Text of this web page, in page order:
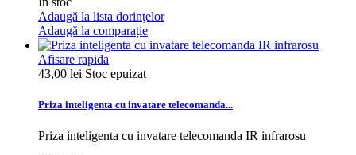
Adaugă la lista dorinţelor
Adaugă la comparație
Afisare rapida
43,00 lei Stoc epuizat
Priza inteligenta cu invatare telecomanda...
Priza inteligenta cu invatare telecomanda IR infrarosu